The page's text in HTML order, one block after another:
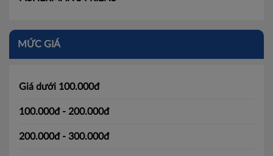
MỨC GIÁ
Giá dưới 100.000đ
100.000đ - 200.000đ
200.000đ - 300.000đ